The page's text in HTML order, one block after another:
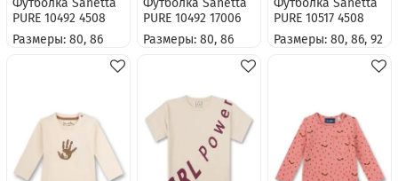
Футболка Sanetta
PURE 10492 4508
Размеры: 80, 86
Футболка Sanetta
PURE 10492 17006
Размеры: 80, 86
Футболка Sanetta
PURE 10517 4508
Размеры: 80, 86, 92